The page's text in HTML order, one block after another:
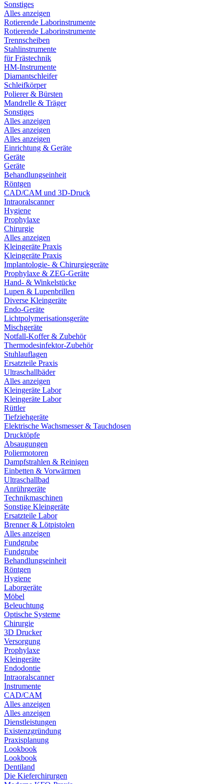
Sonstiges
Alles anzeigen
Rotierende Laborinstrumente
Rotierende Laborinstrumente
Trennscheiben
Stahlinstrumente
für Frästechnik
HM-Instrumente
Diamantschleifer
Schleifkörper
Polierer & Bürsten
Mandrelle & Träger
Sonstiges
Alles anzeigen
Alles anzeigen
Alles anzeigen
Einrichtung & Geräte
Geräte
Geräte
Behandlungseinheit
Röntgen
CAD/CAM und 3D-Druck
Intraoralscanner
Hygiene
Prophylaxe
Chirurgie
Alles anzeigen
Kleingeräte Praxis
Kleingeräte Praxis
Implantologie- & Chirurgiegeräte
Prophylaxe & ZEG-Geräte
Hand- & Winkelstücke
Lupen & Lupenbrillen
Diverse Kleingeräte
Endo-Geräte
Lichtpolymerisationsgeräte
Mischgeräte
Notfall-Koffer & Zubehör
Thermodesinfektor-Zubehör
Stuhlauflagen
Ersatzteile Praxis
Ultraschallbäder
Alles anzeigen
Kleingeräte Labor
Kleingeräte Labor
Rüttler
Tiefziehgeräte
Elektrische Wachsmesser & Tauchdosen
Drucktöpfe
Absaugungen
Poliermotoren
Dampfstrahlen & Reinigen
Einbetten & Vorwärmen
Ultraschallbad
Anrührgeräte
Technikmaschinen
Sonstige Kleingeräte
Ersatzteile Labor
Brenner & Lötpistolen
Alles anzeigen
Fundgrube
Fundgrube
Behandlungseinheit
Röntgen
Hygiene
Laborgeräte
Möbel
Beleuchtung
Optische Systeme
Chirurgie
3D Drucker
Versorgung
Prophylaxe
Kleingeräte
Endodontie
Intraoralscanner
Instrumente
CAD/CAM
Alles anzeigen
Alles anzeigen
Dienstleistungen
Existenzgründung
Praxisplanung
Lookbook
Lookbook
Dentiland
Die Kieferchirurgen